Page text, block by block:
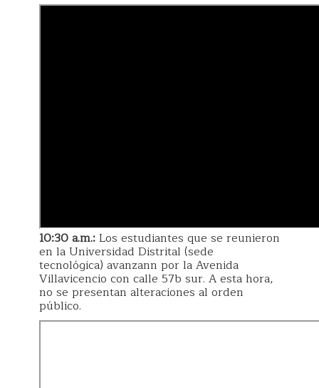
10:30 a.m.:Los estudiantes que se reunieron
en la Universidad Distrital (sede
tecnológica) avanzann por la Avenida
Villavicencio con calle 57b sur. A esta hora,
no se presentan alteraciones al orden
público.